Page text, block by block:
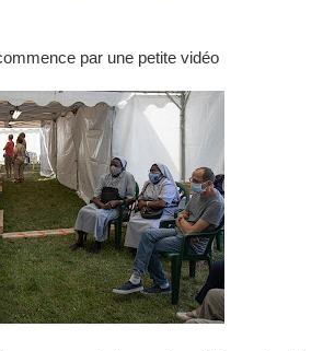
par une petite vidéo